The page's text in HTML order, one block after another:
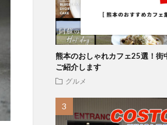
熊本のおしゃれカフェ25選！街
ご紹介します
グルメ